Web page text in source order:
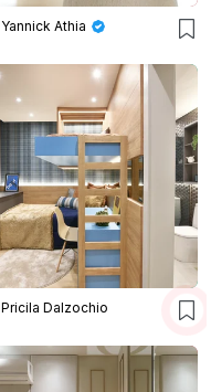
Yannick Athia
Pricila Dalzochio